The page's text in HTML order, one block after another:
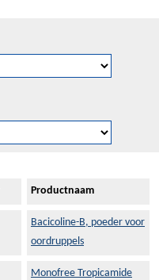
Productnaam
Bacicoline-B, poeder voor
oordruppels
Monofree Tropicamide